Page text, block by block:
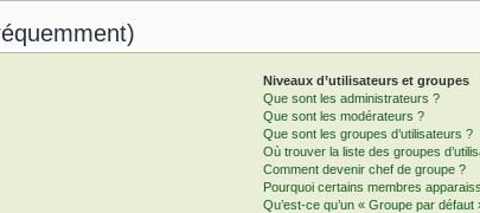
Niveaux d’utilisateurs et groupes
Que sont les administrateurs ?
Que sont les modérateurs ?
Que sont les groupes d’utilisateurs ?
Où trouver la liste des groupes
Comment devenir chef de groupe ?
Pourquoi certains membres
Qu’est-ce qu’un « Groupe par défaut